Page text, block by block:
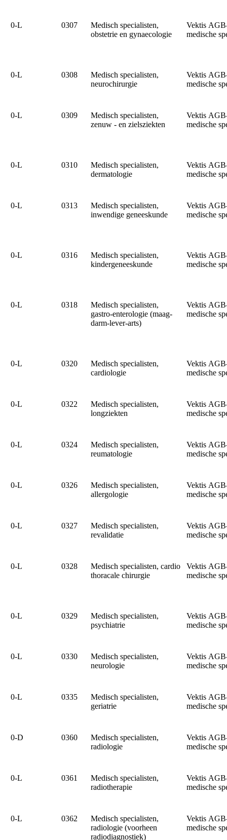
0‑L 0307
Medisch specialisten,
obstetrie en gynaecologie
Vektis
medische
0‑L 0308
Medisch specialisten,
neurochirurgie
Vektis
medische
0‑L 0309
Medisch specialisten,
zenuw - en zielsziekten
Vektis
medische
0‑L 0310
Medisch specialisten,
dermatologie
Vektis
medische
0‑L 0313
Medisch specialisten,
inwendige geneeskunde
Vektis
medische
0‑L 0316
Medisch specialisten,
kindergeneeskunde
Vektis
medische
0‑L 0318
Medisch specialisten,
gastro-enterologie (maag-
darm-lever-arts)
Vektis
medische
0‑L 0320
Medisch specialisten,
cardiologie
Vektis
medische
0‑L 0322
Medisch specialisten,
longziekten
Vektis
medische
0‑L 0324
Medisch specialisten,
reumatologie
Vektis
medische
0‑L 0326
Medisch specialisten,
allergologie
Vektis
medische
0‑L 0327
Medisch specialisten,
revalidatie
Vektis
medische
0‑L 0328
Medisch specialisten, cardio
thoracale chirurgie
Vektis
medische
0‑L 0329
Medisch specialisten,
psychiatrie
Vektis
medische
0‑L 0330
Medisch specialisten,
neurologie
Vektis
medische
0‑L 0335
Medisch specialisten,
geriatrie
Vektis
medische
0‑D 0360
Medisch specialisten,
radiologie
Vektis
medische
0‑L 0361
Medisch specialisten,
radiotherapie
Vektis
medische
0‑L 0362
Medisch specialisten,
radiologie (voorheen
radiodiagnostiek)
Vektis
medische